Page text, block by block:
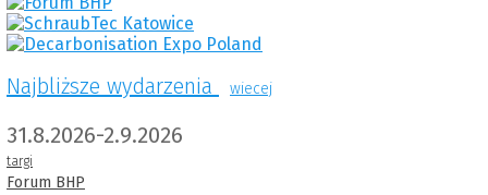
Najbliższe wydarzenia wiecej
31.8.2026-2.9.2026
targi
Forum BHP